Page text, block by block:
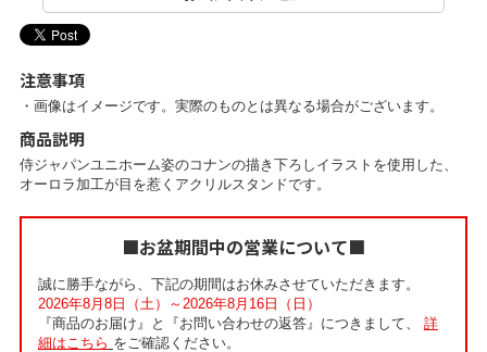
注意事項
・画像はイメージです。実際のものとは異なる場合がございます。
商品説明
侍ジャパンユニホーム姿のコナンの描き下ろしイラストを使用した、
オーロラ加工が目を惹くアクリルスタンドです。
■お盆期間中の営業について■
誠に勝手ながら、下記の期間はお休みさせていただきます。
2026年8月8日（土）～2026年8月16日（日）
『商品のお届け』と『お問い合わせの返答』につきまして、 詳
細はこちら をご確認ください。